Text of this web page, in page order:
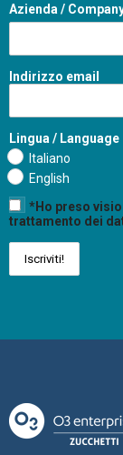
Azienda /
Indirizzo email
Lingua / Language
Italiano
English
*Ho preso
trattamento dei